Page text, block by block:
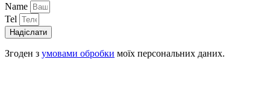
Name
Tel
Надіслати
Згоден з умовами обробки моїх персональних даних.